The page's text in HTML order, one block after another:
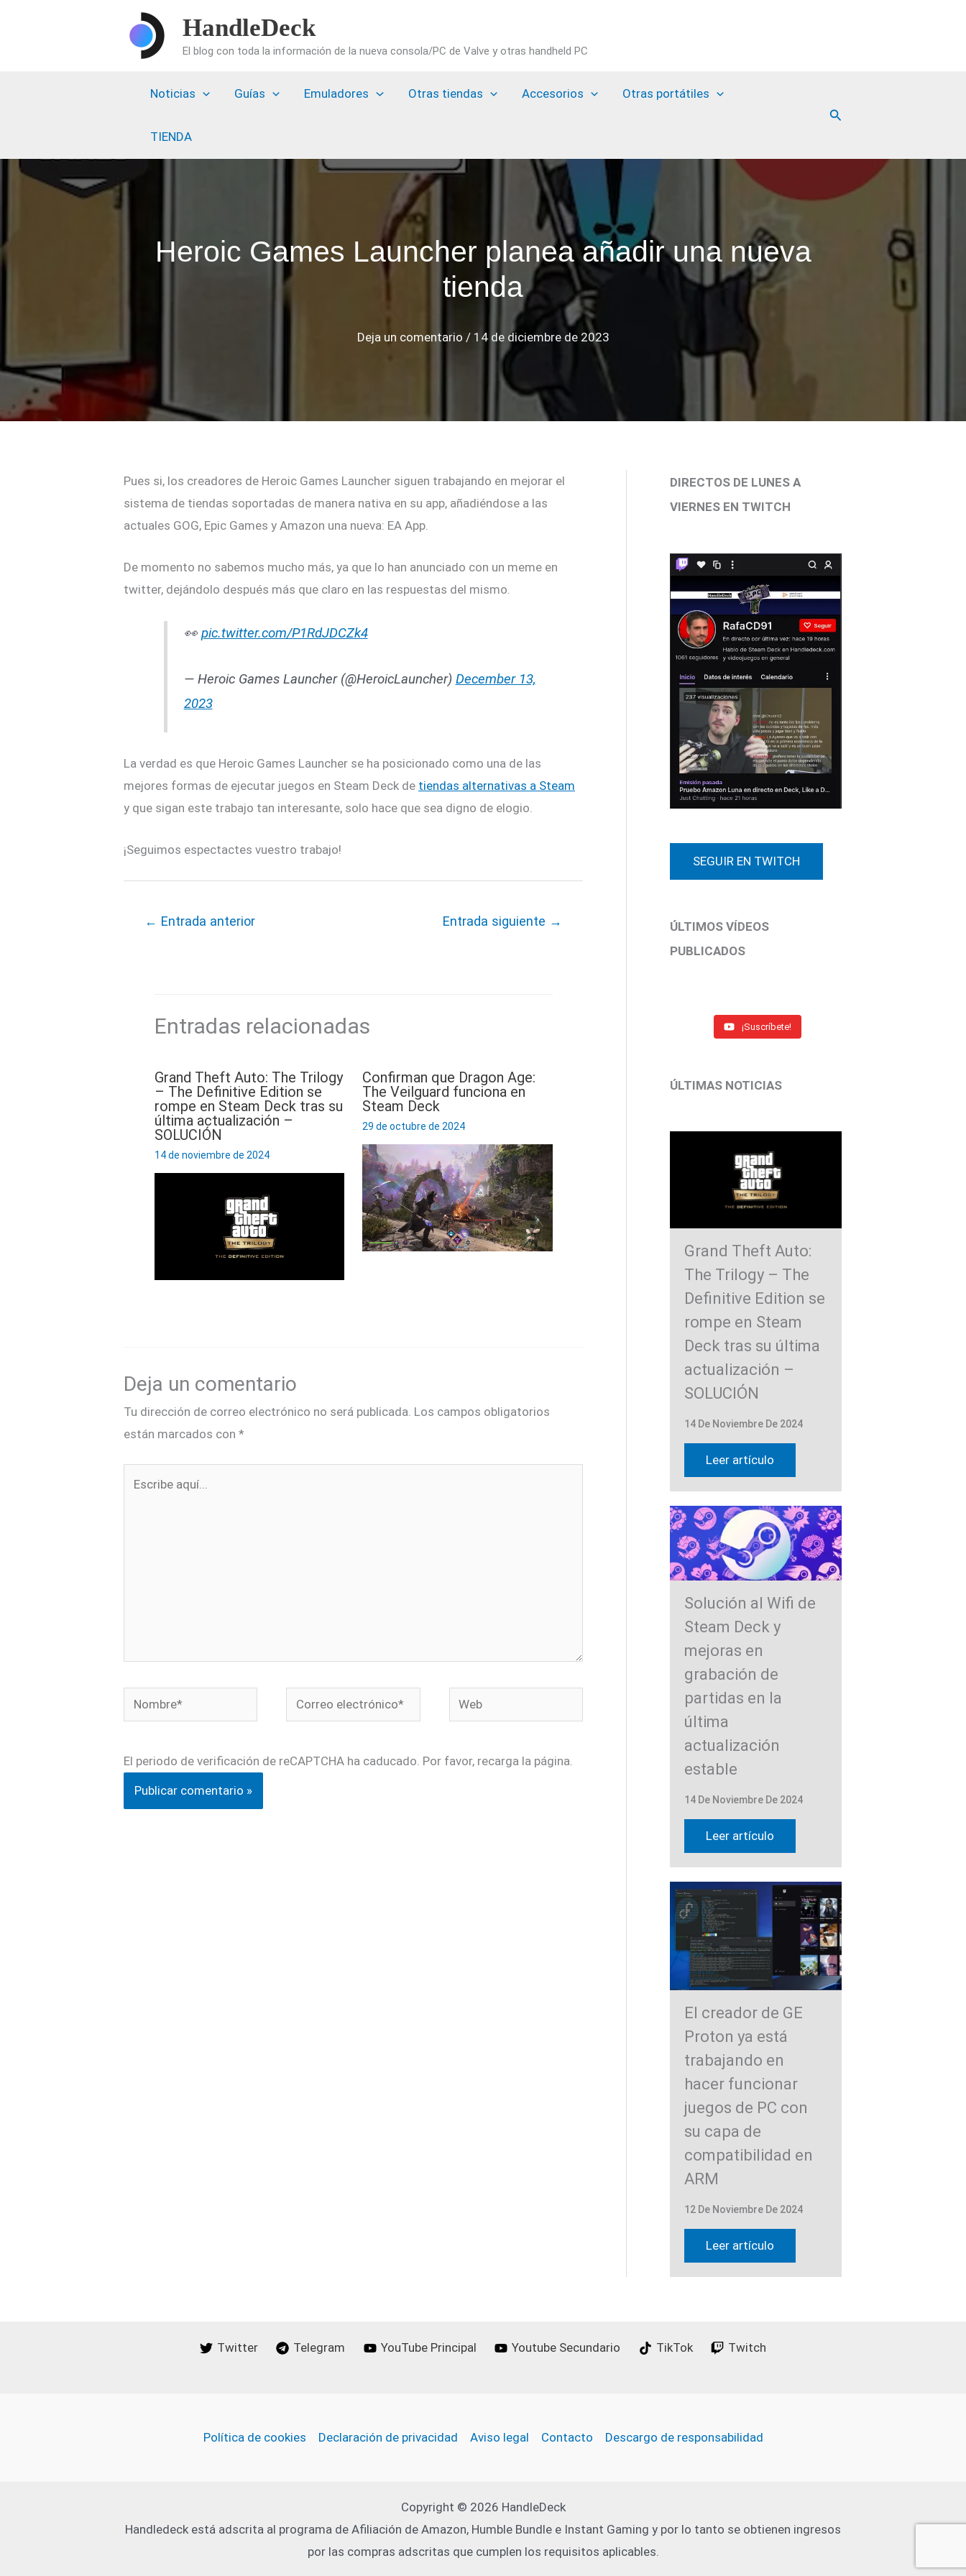
HandleDeck
El blog con toda la información de la nueva consola/PC de Valve y otras handheld PC
Noticias Guías Emuladores Otras tiendas Accesorios Otras portátiles
TIENDA
Buscar
Heroic Games Launcher planea añadir una nueva
tienda
Deja un comentario / 14 de diciembre de 2023
Pues si, los creadores de Heroic Games Launcher siguen trabajando en mejorar el
sistema de tiendas soportadas de manera nativa en su app, añadiéndose a las
actuales GOG, Epic Games y Amazon una nueva: EA App.
De momento no sabemos mucho más, ya que lo han anunciado con un meme en
twitter, dejándolo después más que claro en las respuestas del mismo.
👀pic.twitter.com/P1RdJDCZk4
— Heroic Games Launcher (@HeroicLauncher) December 13,
2023
La verdad es que Heroic Games Launcher se ha posicionado como una de las
mejores formas de ejecutar juegos en Steam Deck de tiendas alternativas a Steam
y que sigan este trabajo tan interesante, solo hace que sea digno de elogio.
¡Seguimos espectactes vuestro trabajo!
← Entrada anterior Entrada siguiente →
Entradas relacionadas
Grand Theft Auto: The Trilogy
– The Definitive Edition se
rompe en Steam Deck tras su
última actualización –
SOLUCIÓN
14 de noviembre de 2024
Confirman que Dragon Age:
The Veilguard funciona en
Steam Deck
29 de octubre de 2024
Deja un comentario
Tu dirección de correo electrónico no será publicada. Los campos obligatorios
están marcados con *
Nombre*
Correo
electrónico*
Web
El periodo de verificación de reCAPTCHA ha caducado. Por favor, recarga la página.
DIRECTOS DE LUNES A
VIERNES EN TWITCH
SEGUIR EN TWITCH
ÚLTIMOS VÍDEOS
PUBLICADOS
¡Suscríbete!
ÚLTIMAS NOTICIAS
Grand Theft Auto:
The Trilogy – The
Definitive Edition se
rompe en Steam
Deck tras su última
actualización –
SOLUCIÓN
14 De Noviembre De 2024
Leer artículo
Solución al Wifi de
Steam Deck y
mejoras en
grabación de
partidas en la
última
actualización
estable
14 De Noviembre De 2024
Leer artículo
El creador de GE
Proton ya está
trabajando en
hacer funcionar
juegos de PC con
su capa de
compatibilidad en
ARM
12 De Noviembre De 2024
Leer artículo
Twitter Telegram YouTube Principal Youtube Secundario TikTok Twitch
Política de cookies Declaración de privacidad Aviso legal Contacto Descargo de responsabilidad
Copyright © 2026 HandleDeck
Handledeck está adscrita al programa de Afiliación de Amazon, Humble Bundle e Instant Gaming y por lo tanto se obtienen ingresos
por las compras adscritas que cumplen los requisitos aplicables.